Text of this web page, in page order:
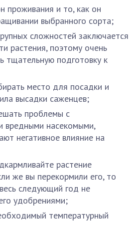
проживания и то, как он
выбранного сорта;
сложностей заключается
растения, поэтому очень
тщательную подготовку к
место для посадки и
высадки саженцев;
проблемы с
вредными насекомыми,
негативное влияние на
растение
же вы перекормили его, то
следующий год не
удобрениями;
температурный